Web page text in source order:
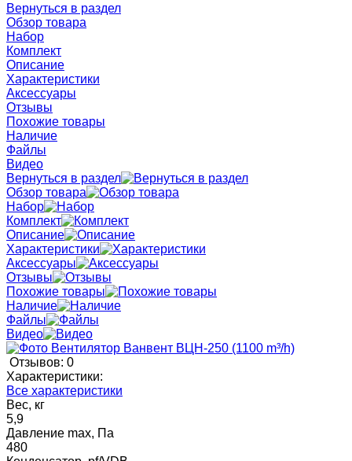
Вернуться в раздел
Обзор товара
Набор
Комплект
Описание
Характеристики
Аксессуары
Отзывы
Похожие товары
Наличие
Файлы
Видео
Вернуться в раздел
Обзор товара
Набор
Комплект
Описание
Характеристики
Аксессуары
Отзывы
Похожие товары
Наличие
Файлы
Видео
Отзывов: 0
Характеристики:
Все характеристики
Вес, кг
5,9
Давление max, Па
480